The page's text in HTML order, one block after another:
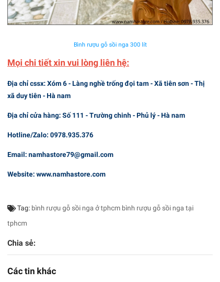
Bình rượu gỗ sồi nga 300 lít
Mọi chi tiết xin vui lòng liên hệ:
Địa chỉ cssx: Xóm 6 - Làng nghề trống đọi tam - Xã tiên sơn - Thị
xã duy tiên - Hà nam
Địa chỉ cửa hàng: Số 111 - Trường chinh - Phủ lý - Hà nam
Hotline/Zalo: 0978.935.376
Email: namhastore79@gmail.com
Website: www.namhastore.com
Tag: bình rượu gỗ sồi nga ở tphcm bình rượu gỗ sồi nga tại
tphcm
Chia sẻ:
Các tin khác